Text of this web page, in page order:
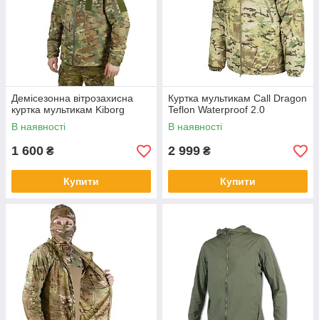
Демісезонна вітрозахисна
куртка мультикам Kiborg
В наявності
1 600 ₴
Купити
Куртка мультикам Call Dragon
Teflon Waterproof 2.0
В наявності
2 999 ₴
Купити